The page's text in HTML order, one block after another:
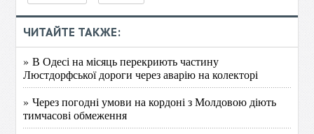
ЧИТАЙТЕ ТАКЖЕ:
» В Одесі на місяць перекриють частину
Люстдорфської дороги через аварію на колекторі
» Через погодні умови на кордоні з Молдовою діють
тимчасові обмеження